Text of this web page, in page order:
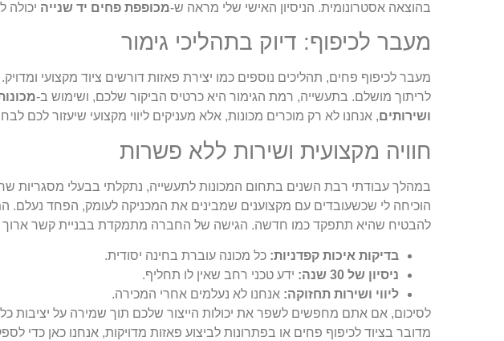
בהוצאה אסטרונומית. הניסיון האישי שלי מראה ש-מכופפת פחים יד שנייה יכולה
מעבר לכיפוף: דיוק בתהליכי גימור
מעבר לכיפוף פחים, תהליכים נוספים כמו יצירת פאזות דורשים ציוד מקצועי
לריתוך מושלם. בתעשייה, רמת הגימור היא כרטיס הביקור שלכם, ושימוש ב-
ושירותים, אנחנו לא רק מוכרים מכונות, אלא מעניקים ליווי מקצועי שיעזור לכם
חוויה מקצועית ושירות ללא פשרות
במהלך עבודתי רבת השנים בתחום המכונות לתעשייה, נתקלתי בבעלי מסגריות
הוכיחה לי שכשעובדים עם מקצוענים שמבינים את המכניקה לעומק, הפחד נעלם.
להבטיח שהיא תתפקד כמו חדשה. הגישה של החברה מתמקדת בבניית קשר
בדיקות איכות קפדניות: כל מכונה עוברת בחינה יסודית.
ניסיון של 30 שנה:
ידע טכני רחב שאין לו תחליף.
ליווי ושירות תחזוקה: אנחנו לא נעלמים אחרי המכירה.
לסיכום, אם אתם מחפשים לשפר את יכולות הייצור שלכם תוך שמירה על יציבות
מדובר בציוד לכיפוף פחים או בפתרונות לביצוע פאזות מדויקות, אנחנו כאן